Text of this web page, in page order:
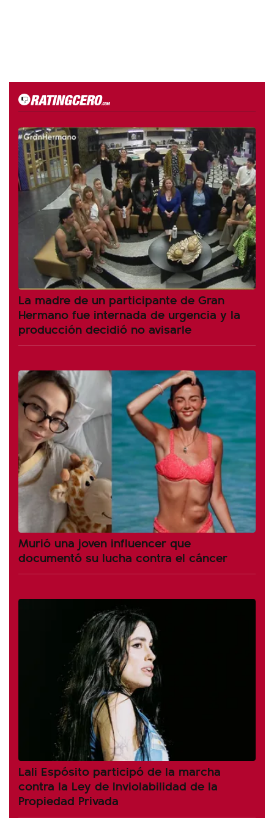
La madre de un participante de Gran
Hermano fue internada de urgencia y la
producción decidió no avisarle
Murió una joven influencer que
documentó su lucha contra el cáncer
Lali Espósito participó de la marcha
contra la Ley de Inviolabilidad de la
Propiedad Privada